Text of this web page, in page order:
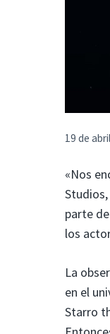
19 de
«Nos
parte
los
La
en el
Starro